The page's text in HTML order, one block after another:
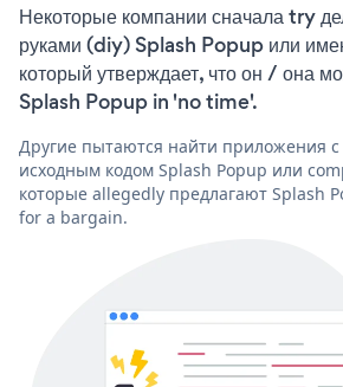
Некоторые компании сначала try
руками (diy) Splash Popup или
который утверждает, что он / она
Splash Popup in 'no time'.
Другие пытаются найти приложения
исходным кодом Splash Popup или
которые allegedly предлагают Splash
for a bargain.